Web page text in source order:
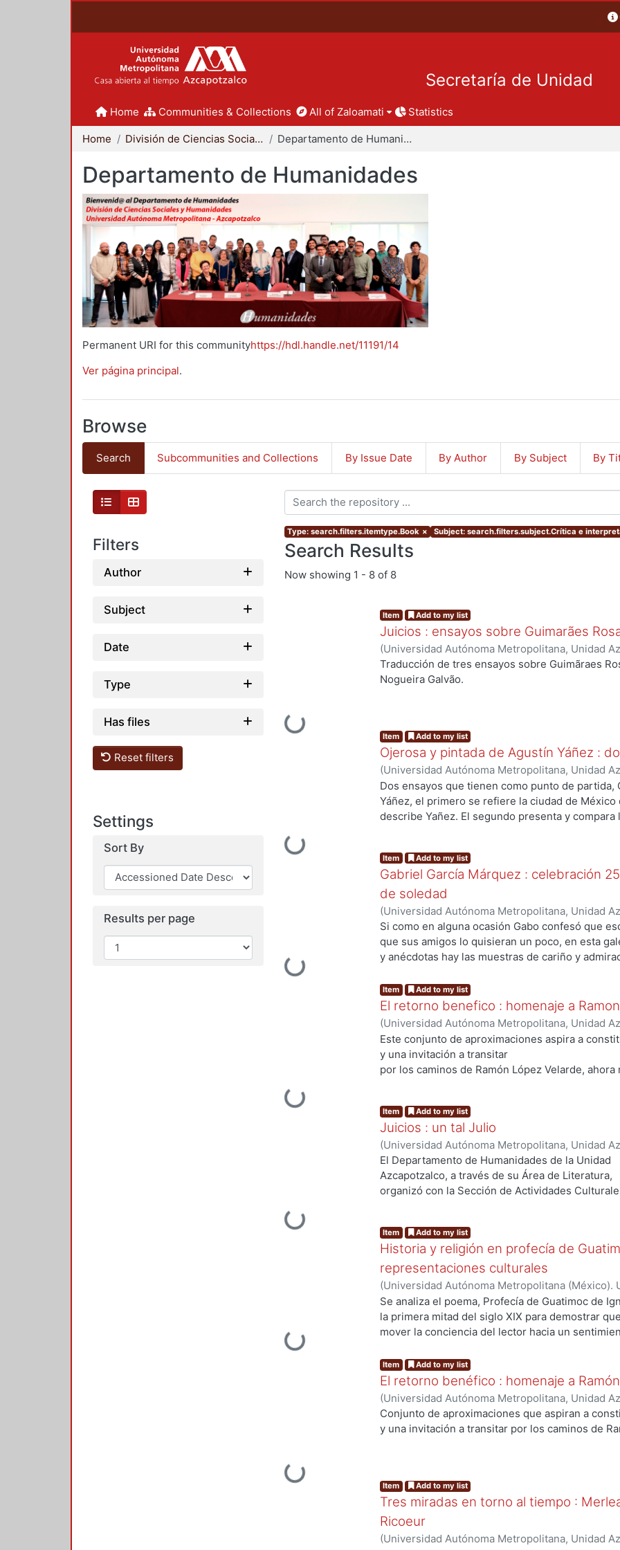
Secretaría de Unidad
Home Communities & Collections All of Zaloamati Statistics
Home División de Ciencias Sociales y Humanidades Departamento de Humanidades
Departamento de Humanidades
Permanent URI for this communityhttps://hdl.handle.net/11191/14
Ver página principal.
Browse
Search Subcommunities and Collections By Issue Date By Author By Subject By
Filters
Author
Subject
Date
Type
Has files
Reset filters
Settings
Sort By
Results per page
Type: search.filters.itemtype.Book × Subject: search.filters.subject.Crítica e
Search Results
Now showing 1 - 8 of 8
Loading...
Item Add to my list
Juicios : ensayos sobre Guimarães
(Universidad Autónoma Metropolitana, Unidad
Sociales y Humanidades, Departamento de
Galvão, Walnice Nogueira
Traducción de tres ensayos sobre Guimãraes
Nogueira Galvão.
Loading...
Item Add to my list
Ojerosa y pintada de Agustín Yáñez :
(Universidad Autónoma Metropolitana, Unidad
Sociales y Humanidades, Departamento de
Marquet Montiel, Antonio
Dos ensayos que tienen como punto de partida,
Yáñez, el primero se refiere la ciudad de
describe Yañez. El segundo presenta y
Loading...
Item Add to my list
Gabriel García Márquez : celebración
de soledad
(Universidad Autónoma Metropolitana, Unidad
Sociales y Humanidades, Departamento de
Conde Ortega, José Francisco, coordinador;
Villafuerte, Arturo, coordinador
Si como en alguna ocasión Gabo confesó que
que sus amigos lo quisieran un poco, en esta
y anécdotas hay las muestras de cariño y
25 años de Cien años de soledad, quisimos
a una obra que, según los patrones que maneja
Luis Borges, ya reúne los requisitos para ser
clásica. Novela de múltiples mensajes, Cien
reafirma el sentido de que este modo de
completo y complejo, el más vital y apetecible,
no en vano un autor, como Gabriel García
mundos imaginarios y armoniosos.
Loading...
Item Add to my list
El retorno benefico : homenaje a
(Universidad Autónoma Metropolitana, Unidad
Sociales y Humanidades, Departamento de
Quirarte, Vicente;Conde Ortega, José Francisco
Leyva, Edelmira;Alegría de la Colina, Margarita;
Este conjunto de aproximaciones aspira a
y una invitación a transitar
por los caminos de Ramón López Velarde,
Loading...
Item Add to my list
Juicios : un tal Julio
(Universidad Autónoma Metropolitana, Unidad
Coordinación de Extensión Universitaria ,1985)
Rivas Iturralde, Vladimiro; López Aguilar, Enrique
Edelmira
El Departamento de Humanidades de la Unidad
Azcapotzalco, a través de su Área de Literatura,
organizó con la Sección de Actividades
mediante la literatura, la fotografía, la integración
relaciones entre juego, vida y amor.
Loading...
Item Add to my list
Historia y religión en profecía de
representaciones culturales
(Universidad Autónoma Metropolitana (México).
Alegría de la Colina, Margarita
Se analiza el poema, Profecía de Guatimoc de
la primera mitad del siglo XIX para demostrar
mover la conciencia del lector hacia un
moral cristiana para construir el mito de un
autoridad que le da esa doble investidura, el
futuro de México.
Loading...
Item Add to my list
El retorno benéfico : homenaje a
(Universidad Autónoma Metropolitana, Unidad
Sociales y Humanidades, Departamento de
de Historia de México,1988)Quirarte, Vicente ;
Conjunto de aproximaciones que aspiran a
y una invitación a transitar por los caminos de
Item Add to my list
Tres miradas en torno al tiempo :
Ricoeur
(Universidad Autónoma Metropolitana, Unidad